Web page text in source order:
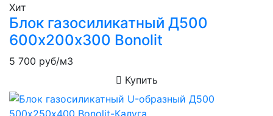
Хит
Блок газосиликатный Д500
600х200х300 Bonolit
5 700 руб/м3
Купить